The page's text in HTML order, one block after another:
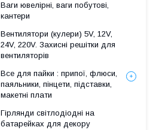
Ваги ювелірні, ваги побутові,
кантери
Вентилятори (кулери) 5V, 12V,
24V, 220V. Захисні решітки для
вентиляторів
Все для пайки : припої, флюси,
паяльники, пінцети, підставки,
макетні плати
Гірлянди світлодіодні на
батарейках для декору